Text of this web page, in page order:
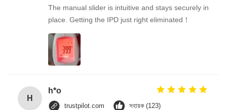
The manual slider is intuitive and stays securely in
place. Getting the IPD just right eliminated！
H
h*o
trustpilot.com সহায়ক (123)